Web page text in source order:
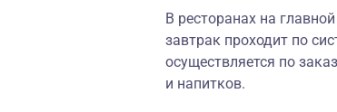
В ресторанах на
завтрак проходит по
осуществляется по
и напитков.